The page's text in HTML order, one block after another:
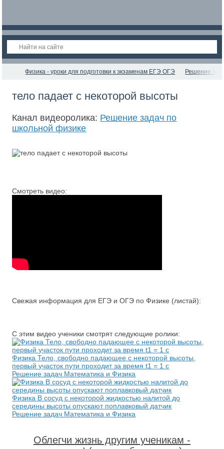
Физика - уроки для подготовки к экзаменам ЕГЭ ОГЭ Решение
тело падает с некоторой высоты
Канал видеоролика: Решение задач по
школьной физике
Смотреть видео:
Свежая информация для ЕГЭ и ОГЭ по Физике (листай):
С этим видео ученики смотрят следующие ролики:
Физика Тело, свободно падающее с некоторой высоты,
первый участок пути проходит за время t1 = 1 с
Решение задач Математика и Физика
Физика В сосуд с некоторой жидкостью налитой до
середины высоты опускают поплавковый датчик
Решение задач Математика и Физика
Облегчи жизнь другим ученикам -